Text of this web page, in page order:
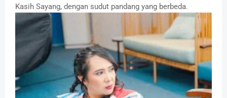
Kasih Sayang, dengan sudut pandang yang berbeda.